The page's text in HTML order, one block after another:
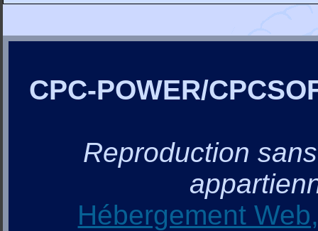
CPC-POWER/
Reproduction
Hébergement